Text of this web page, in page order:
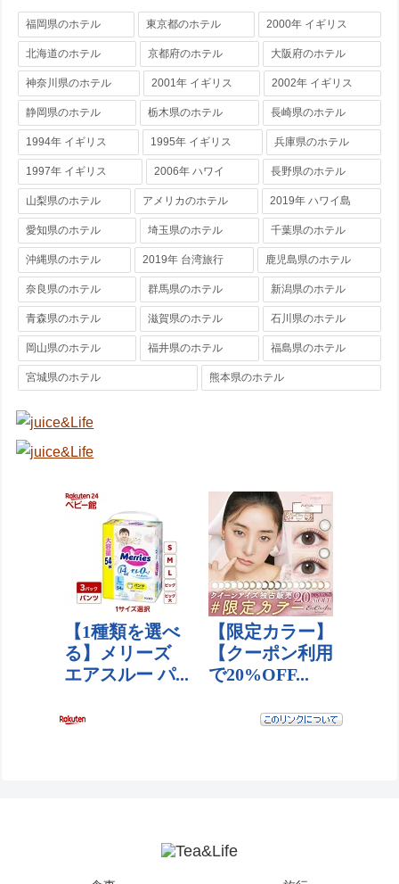
福岡県のホテル 東京都のホテル 2000年 イギリス
北海道のホテル 京都府のホテル 大阪府のホテル
神奈川県のホテル 2001年 イギリス 2002年 イギリス
静岡県のホテル 栃木県のホテル 長崎県のホテル
1994年 イギリス 1995年 イギリス 兵庫県のホテル
1997年 イギリス 2006年 ハワイ 長野県のホテル
山梨県のホテル アメリカのホテル 2019年 ハワイ島
愛知県のホテル 埼玉県のホテル 千葉県のホテル
沖縄県のホテル 2019年 台湾旅行 鹿児島県のホテル
奈良県のホテル 群馬県のホテル 新潟県のホテル
青森県のホテル 滋賀県のホテル 石川県のホテル
岡山県のホテル 福井県のホテル 福島県のホテル
宮城県のホテル 熊本県のホテル